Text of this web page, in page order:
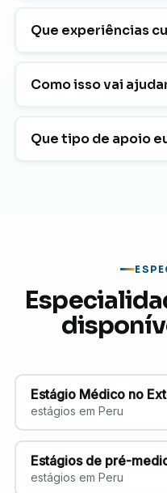
Que experiências
Como isso vai
Que tipo de apoio
Estágio Médico no
estágios em Peru
Estágios de pré-
estágios em Peru